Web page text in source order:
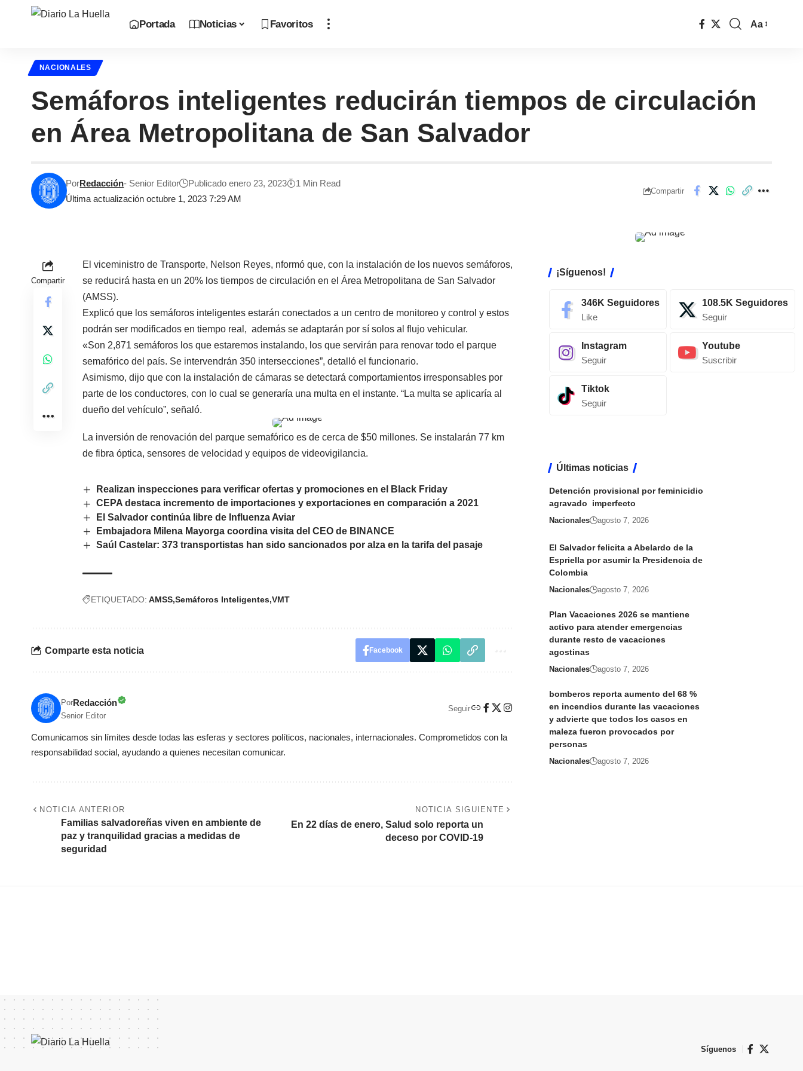
Portada Noticias Favoritos Aa
NACIONALES
Semáforos inteligentes reducirán tiempos de circulación
en Área Metropolitana de San Salvador
Última actualización octubre 1, 2023 7:29 AM
PorRedacción- Senior Editor Publicado enero 23, 2023 1 Min Read
Compartir
Compartir
El viceministro de Transporte, Nelson Reyes, nformó que, con la instalación de los nuevos semáforos,
se reducirá hasta en un 20% los tiempos de circulación en el Área Metropolitana de San Salvador
(AMSS).
Explicó que los semáforos inteligentes estarán conectados a un centro de monitoreo y control y estos
podrán ser modificados en tiempo real, además se adaptarán por sí solos al flujo vehicular.
«Son 2,871 semáforos los que estaremos instalando, los que servirán para renovar todo el parque
semafórico del país. Se intervendrán 350 intersecciones”, detalló el funcionario.
Asimismo, dijo que con la instalación de cámaras se detectará comportamientos irresponsables por
parte de los conductores, con lo cual se generaría una multa en el instante. “La multa se aplicaría al
dueño del vehículo”, señaló.
La inversión de renovación del parque semafórico es de cerca de $50 millones. Se instalarán 77 km
de fibra óptica, sensores de velocidad y equipos de videovigilancia.
Realizan inspecciones para verificar ofertas y promociones en el Black Friday
CEPA destaca incremento de importaciones y exportaciones en comparación a 2021
El Salvador continúa libre de Influenza Aviar
Embajadora Milena Mayorga coordina visita del CEO de BINANCE
Saúl Castelar: 373 transportistas han sido sancionados por alza en la tarifa del pasaje
ETIQUETADO: AMSS Semáforos Inteligentes VMT
Comparte esta noticia Facebook
PorRedacción
Senior Editor
Seguir
Comunicamos sin límites desde todas las esferas y sectores políticos, nacionales, internacionales. Comprometidos con la
responsabilidad social, ayudando a quienes necesitan comunicar.
NOTICIA ANTERIOR
Familias salvadoreñas viven en ambiente de
paz y tranquilidad gracias a medidas de
seguridad
NOTICIA SIGUIENTE
En 22 días de enero, Salud solo reporta un
deceso por COVID-19
¡Síguenos!
346K Seguidores
Like
108.5K Seguidores
Seguir
Instagram
Seguir
Youtube
Suscribir
Tiktok
Seguir
Últimas noticias
Detención provisional por feminicidio
agravado imperfecto
Nacionales agosto 7, 2026
El Salvador felicita a Abelardo de la
Espriella por asumir la Presidencia de
Colombia
Nacionales agosto 7, 2026
Plan Vacaciones 2026 se mantiene
activo para atender emergencias
durante resto de vacaciones
agostinas
Nacionales agosto 7, 2026
bomberos reporta aumento del 68 %
en incendios durante las vacaciones
y advierte que todos los casos en
maleza fueron provocados por
personas
Nacionales agosto 7, 2026
Síguenos